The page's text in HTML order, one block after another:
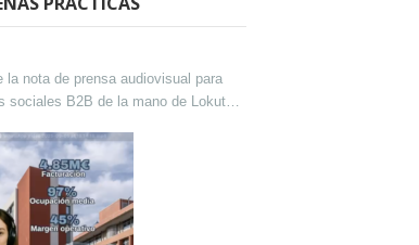
la nota de prensa audiovisual para
sociales B2B de la mano de Lokutor